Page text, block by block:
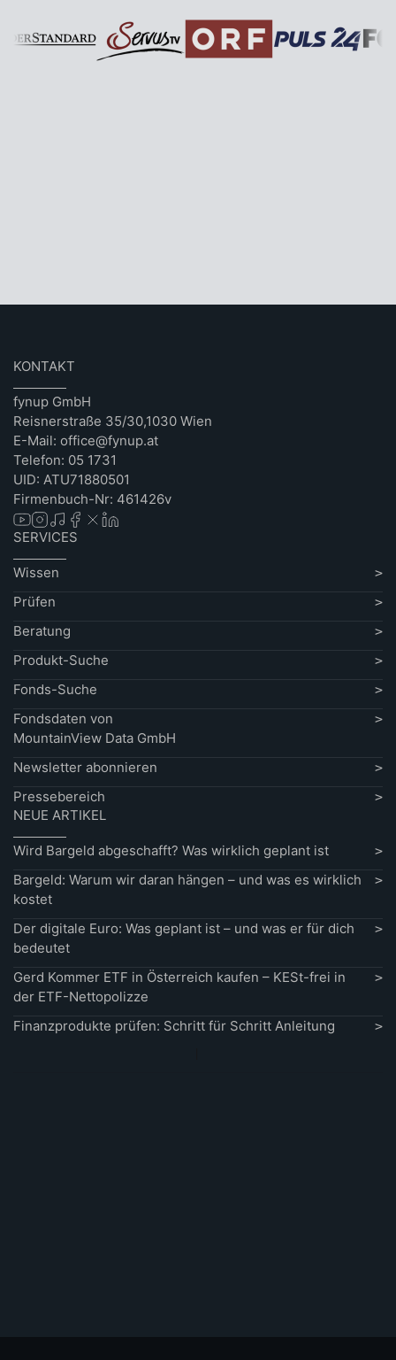
KONTAKT
fynup GmbH
Reisnerstraße 35/30,1030 Wien
E-Mail: office@fynup.at
Telefon: 05 1731
UID: ATU71880501
Firmenbuch-Nr: 461426v
SERVICES
Wissen
Prüfen
Beratung
Produkt-Suche
Fonds-Suche
Fondsdaten von
MountainView Data GmbH
Newsletter abonnieren
Pressebereich
NEUE ARTIKEL
Wird Bargeld abgeschafft? Was wirklich geplant ist
Bargeld: Warum wir daran hängen – und was es wirklich
kostet
Der digitale Euro: Was geplant ist – und was er für dich
bedeutet
Gerd Kommer ETF in Österreich kaufen – KESt-frei in
der ETF-Nettopolizze
Finanzprodukte prüfen: Schritt für Schritt Anleitung